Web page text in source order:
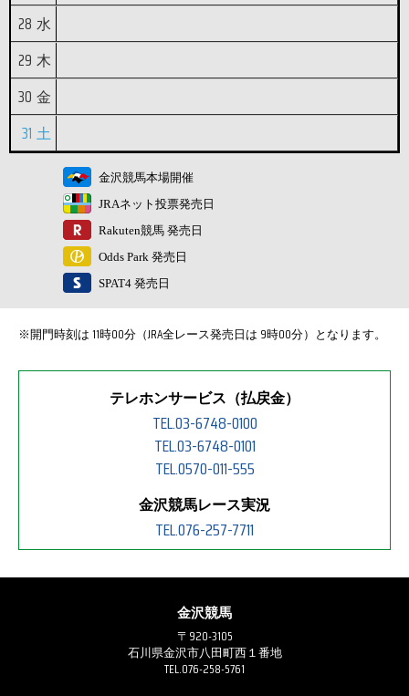
28 水
29 木
30 金
31 土
金沢競馬本場開催
JRAネット投票発売日
Rakuten競馬 発売日
Odds Park 発売日
SPAT4 発売日
※開門時刻は 11時00分（JRA全レース発売日は 9時00分）となります。
テレホンサービス（払戻金）
TEL.03-6748-0100
TEL.03-6748-0101
TEL.0570-011-555
金沢競馬レース実況
TEL.076-257-7711
金沢競馬
〒920-3105
石川県金沢市八田町西１番地
TEL.076-258-5761